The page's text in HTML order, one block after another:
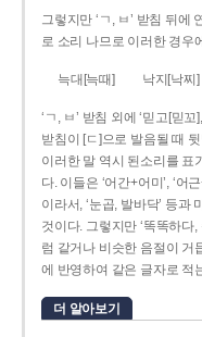
그렇지만 ‘ㄱ, ㅂ’ 받침 뒤에
로 소리 나므로 이러한 경우
늑대[늑때] 낙지[낙찌]
‘ㄱ, ㅂ’ 받침 외에 ‘믿고[믿
받침이 [ㄷ]으로 발음될 때
이러한 말 역시 된소리를 표
다. 이들은 ‘어간+어미’, ‘어
이라서, ‘눈곱, 발바닥’ 등
것이다. 그렇지만 ‘똑똑하다,
럼 같거나 비슷한 음절이 거
에 반영하여 같은 글자로 적
더 알아보기